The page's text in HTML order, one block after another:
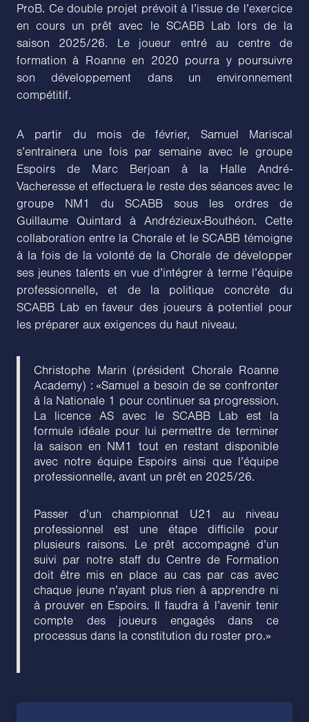
ProB. Ce double projet prévoit à l’issue de l’exercice
en cours un prêt avec le SCABB Lab lors de la
saison 2025/26. Le joueur entré au centre de
formation à Roanne en 2020 pourra y poursuivre
son développement dans un environnement
compétitif.
A partir du mois de février, Samuel Mariscal
s’entrainera une fois par semaine avec le groupe
Espoirs de Marc Berjoan à la Halle André-
Vacheresse et effectuera le reste des séances avec le
groupe NM1 du SCABB sous les ordres de
Guillaume Quintard à Andrézieux-Bouthéon. Cette
collaboration entre la Chorale et le SCABB témoigne
à la fois de la volonté de la Chorale de développer
ses jeunes talents en vue d’intégrer à terme l’équipe
professionnelle, et de la politique concrète du
SCABB Lab en faveur des joueurs à potentiel pour
les préparer aux exigences du haut niveau.
Christophe Marin (président Chorale Roanne
Academy) : «Samuel a besoin de se confronter
à la Nationale 1 pour continuer sa progression.
La licence AS avec le SCABB Lab est la
formule idéale pour lui permettre de terminer
la saison en NM1 tout en restant disponible
avec notre équipe Espoirs ainsi que l’équipe
professionnelle, avant un prêt en 2025/26.
Passer d’un championnat U21 au niveau
professionnel est une étape difficile pour
plusieurs raisons. Le prêt accompagné d’un
suivi par notre staff du Centre de Formation
doit être mis en place au cas par cas avec
chaque jeune n’ayant plus rien à apprendre ni
à prouver en Espoirs. Il faudra à l’avenir tenir
compte des joueurs engagés dans ce
processus dans la constitution du roster pro.»